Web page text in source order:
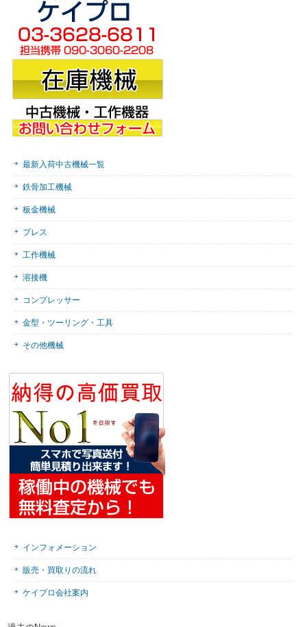
最新入荷中古機械一覧
鉄骨加工機械
板金機械
プレス
工作機械
溶接機
コンプレッサー
金型・ツーリング・工具
その他機械
インフォメーション
販売・買取りの流れ
ケイプロ会社案内